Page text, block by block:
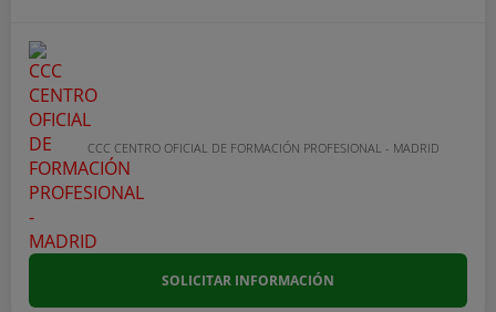
CCC CENTRO OFICIAL DE FORMACIÓN PROFESIONAL - MADRID
SOLICITAR INFORMACIÓN